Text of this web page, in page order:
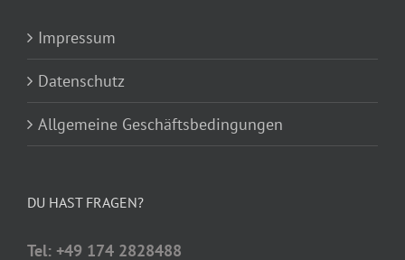
Impressum
Datenschutz
Allgemeine Geschäftsbedingungen
DU HAST FRAGEN?
Tel: +49 174 2828488